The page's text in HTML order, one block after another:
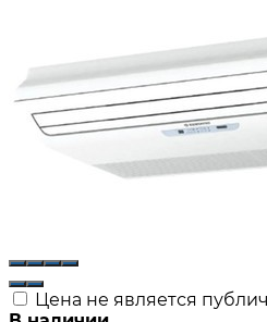
Цена не является